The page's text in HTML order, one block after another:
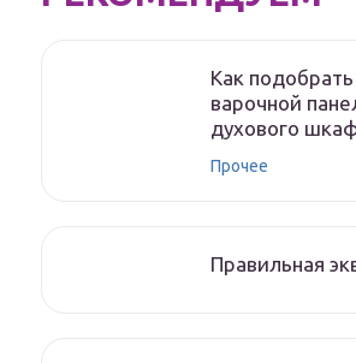
Как
варочной
духового
Прочее
Правильная